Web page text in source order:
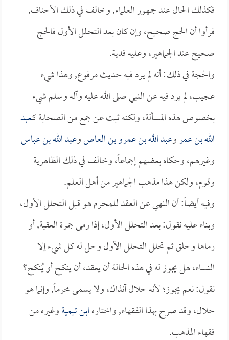
فكذلك الحال عند جمهور العلماء, وخالف في ذلك الأحناف,
فرأوا أن الحج صحيح، وإن كان بعد التحلل الأول فالحج
صحيح عند الجماهير، وعليه فدية.
والحجة في ذلك: أنه لم يرد فيه حديث مرفوع, وهذا شيء
عجيب، لم يرد فيه عن النبي صلى الله عليه وآله وسلم شيء
بخصوص هذه المسألة، ولكنه ثبت عن جمع من الصحابة كـعبد
الله بن عمروعبد الله بن عمرو بن العاصوعبد الله بن عباس
وغيرهم، وحكاه بعضهم إجماعاً، وخالف في ذلك الظاهرية
وقوم، ولكن هذا مذهب الجماهير من أهل العلم.
وفيه أيضاً: أن النهي عن العقد للمحرم هو قبل التحلل الأول،
وبناء عليه نقول: بعد التحلل الأول، إذا رمى جمرة العقبة, أو
رماها وحلق ثم تحلل التحلل الأول وحل له كل شيء إلا
النساء، هل يجوز له في هذه الحالة أن يعقد، أن ينكح أو يُنكح؟
نقول: نعم يجوز؛ لأنه حلال آنذاك، ولا يسمى محرماً, وإنما هو
حلال، وقد صرح بهذا الفقهاء, واختارهابن تيميةوغيره من
فقهاء المذهب.